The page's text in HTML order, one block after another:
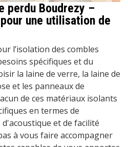
perdu Boudrezy –
une utilisation de
l’isolation des combles
spécifiques et du
la laine de verre, la laine de
et les panneaux de
de ces matériaux isolants
en termes de
et de facilité
à vous faire accompagner